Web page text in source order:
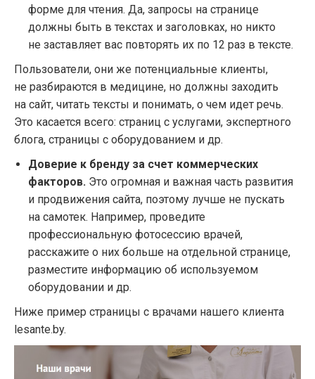
форме для чтения. Да, запросы на странице
должны быть в текстах и заголовках, но никто
не заставляет вас повторять их по 12 раз в тексте.
Пользователи, они же потенциальные клиенты,
не разбираются в медицине, но должны заходить
на сайт, читать тексты и понимать, о чем идет речь.
Это касается всего: страниц с услугами, экспертного
блога, страницы с оборудованием и др.
Доверие к бренду за счет коммерческих
факторов. Это огромная и важная часть развития
и продвижения сайта, поэтому лучше не пускать
на самотек. Например, проведите
профессиональную фотосессию врачей,
расскажите о них больше на отдельной странице,
разместите информацию об используемом
оборудовании и др.
Ниже пример страницы с врачами нашего клиента
lesante.by.